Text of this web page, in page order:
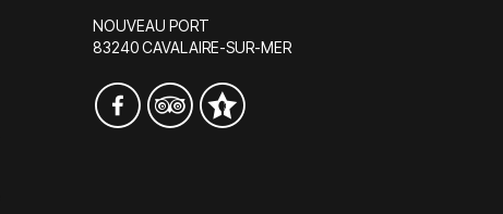
NOUVEAU PORT
83240 CAVALAIRE-SUR-MER